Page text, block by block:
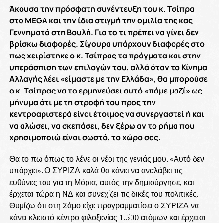
Άκουσα την πρόσφατη συνέντευξη του κ. Τσίπρα
στοMEGAκαι την ίδια στιγμή την ομιλία της κας
Γεννηματά στη Βουλή. Για το τι πρέπει να γίνει δεν
βρίσκω διαφορές. Σίγουρα υπάρχουν διαφορές στο
πως χειρίστηκε ο κ. Τσίπρας τα πράγματα και στην
υπεράσπιση των επιλογών του, αλλά όταν το Κίνημα
Αλλαγής λέει «είμαστε με την Ελλάδα», θα μπορούσε
ο κ. Τσίπρας να το ερμηνεύσει αυτό «πάμε μαζί» ως
μήνυμα ότι με τη στροφή του προς την
κεντροαριστερά είναι έτοιμος να συνεργαστεί ή και
να αλώσει, να σκεπάσει, δεν ξέρω αν το ρήμα που
χρησιμοποιώ είναι σωστό, το χώρο σας.
Θα το πω όπως το λένε οι νέοι της γενιάς μου. «Αυτό δεν
υπάρχει». Ο ΣΥΡΙΖΑ καλά θα κάνει να αναλάβει τις
ευθύνες του για τη Μόρια, αυτός την δημιούργησε, και
έρχεται τώρα η ΝΔ και συνεχίζει τις δικές του πολιτικές.
Θυμίζω ότι στη Σάμο είχε προγραμματίσει ο ΣΥΡΙΖΑ να
κάνει κλειστό κέντρο φιλοξενίας 1.500 ατόμων και έρχεται